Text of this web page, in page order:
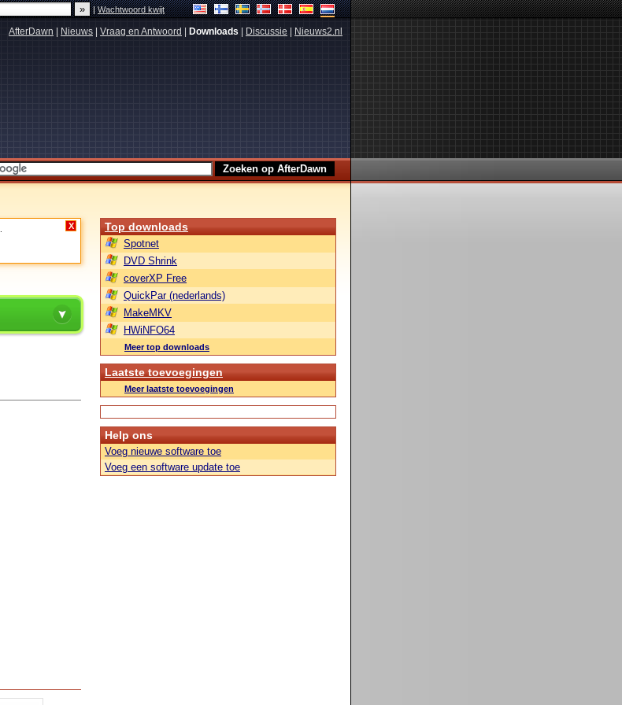
|Wachtwoord kwijt
AfterDawn Nieuws Vraag en Antwoord Downloads Discussie Nieuws2.nl
X Top downloads
Spotnet
DVD Shrink
coverXP Free
QuickPar (nederlands)
MakeMKV
HWiNFO64
Meer top downloads
Laatste toevoegingen
Meer laatste toevoegingen
Help ons
Voeg nieuwe software toe
Voeg een software update toe